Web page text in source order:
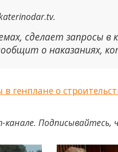
сделает запросы
о наказаниях,
генплане о